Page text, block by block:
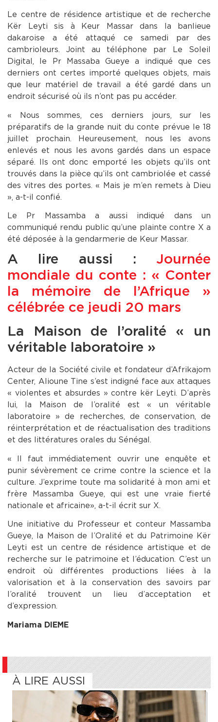
Le centre de résidence artistique et de recherche
Kër Leyti sis à Keur Massar dans la banlieue
dakaroise a été attaqué ce samedi par des
cambrioleurs. Joint au téléphone par Le Soleil
Digital, le Pr Massaba Gueye a indiqué que ces
derniers ont certes importé quelques objets, mais
que leur matériel de travail a été gardé dans un
endroit sécurisé où ils n’ont pas pu accéder.
« Nous sommes, ces derniers jours, sur les
préparatifs de la grande nuit du conte prévue le 18
juillet prochain. Heureusement, nous les avons
enlevés et nous les avons gardés dans un espace
séparé. Ils ont donc emporté les objets qu’ils ont
trouvés dans la pièce qu’ils ont cambriolée et cassé
des vitres des portes. « Mais je m’en remets à Dieu
», a-t-il confié.
Le Pr Massamba a aussi indiqué dans un
communiqué rendu public qu’une plainte contre X a
été déposée à la gendarmerie de Keur Massar.
A lire aussi : Journée
mondiale du conte : « Conter
la mémoire de l’Afrique »
célébrée ce jeudi 20 mars
La Maison de l’oralité « un
véritable laboratoire »
Acteur de la Société civile et fondateur d’Afrikajom
Center, Alioune Tine s’est indigné face aux attaques
« violentes et absurdes » contre kër Leyti. D’après
lui, la Maison de l’oralité est « un véritable
laboratoire » de recherches, de conservation, de
réinterprétation et de réactualisation des traditions
et des littératures orales du Sénégal.
« Il faut immédiatement ouvrir une enquête et
punir sévèrement ce crime contre la science et la
culture. J’exprime toute ma solidarité à mon ami et
frère Massamba Gueye, qui est une vraie fierté
nationale et africaine », a-t-il écrit sur X.
Une initiative du Professeur et conteur Massamba
Gueye, la Maison de l’Oralité et du Patrimoine Kër
Leyti est un centre de résidence artistique et de
recherche sur le patrimoine et l’éducation. C’est un
endroit où différentes productions liées à la
valorisation et à la conservation des savoirs par
l’oralité trouvent un lieu d’acceptation et
d’expression.
Mariama DIEME
À LIRE AUSSI